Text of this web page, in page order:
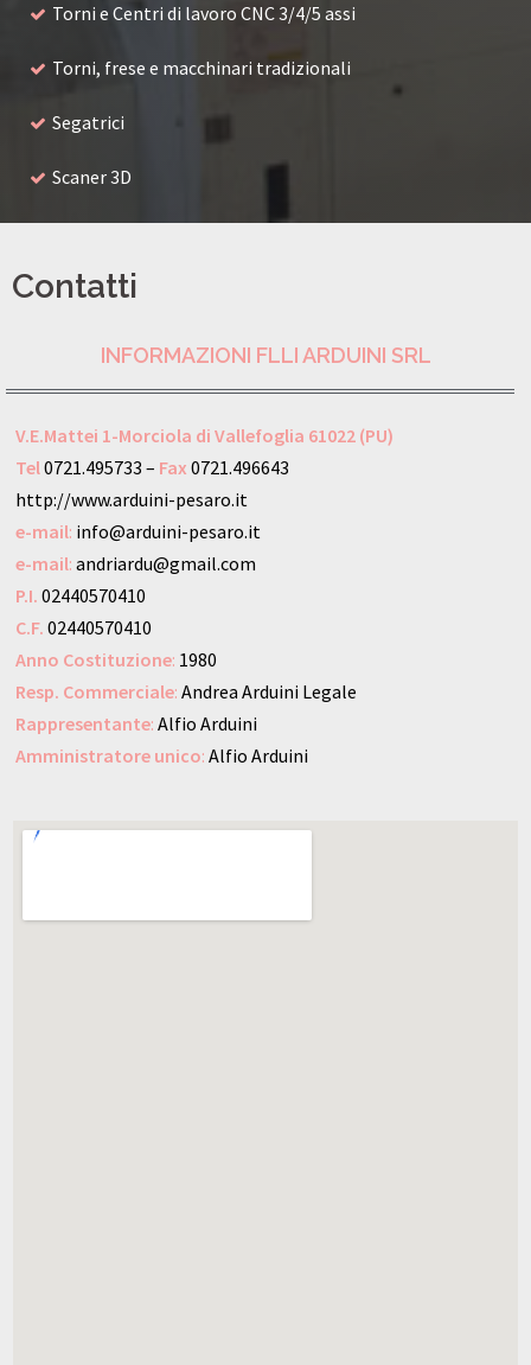
Torni e Centri di lavoro CNC 3/4/5 assi
Torni, frese e macchinari tradizionali
Segatrici
Scaner 3D
Contatti
INFORMAZIONI FLLI ARDUINI SRL
V.E.Mattei 1-Morciola di Vallefoglia 61022 (PU)
Tel0721.495733 – Fax 0721.496643
http://www.arduini-pesaro.it
e-mail: info@arduini-pesaro.it
e-mail: andriardu@gmail.com
P.I. 02440570410
C.F. 02440570410
Anno Costituzione: 1980
Resp. Commerciale: Andrea Arduini Legale
Rappresentante: Alfio Arduini
Amministratore unico: Alfio Arduini